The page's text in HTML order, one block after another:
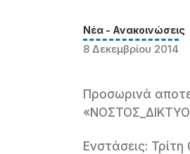
Νέα - Ανακοινώσεις
8 Δεκεμβρίου 2014
Προσωρινά
Ενστάσεις: